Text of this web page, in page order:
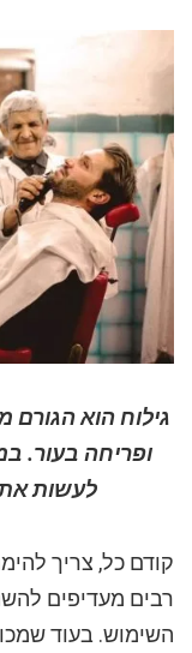
גילוח הוא הגורם
ופריחה בעור.
לעשות
קודם כל, צריך
רבים מעדיפים
השימוש. בעוד